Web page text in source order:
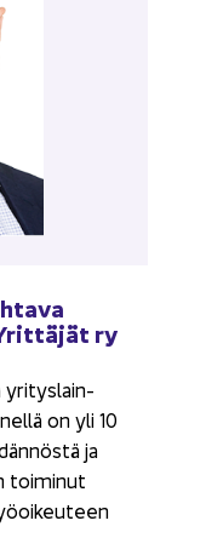
ry
yri­tys­lain­
on yli 10
ja
toi­mi­nut